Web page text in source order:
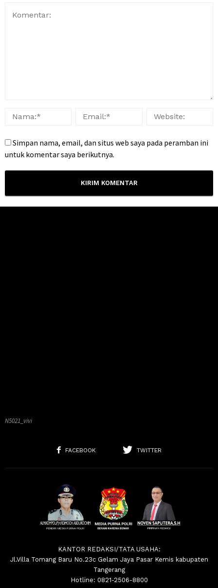
Simpan nama, email, dan situs web saya pada peramban ini
untuk komentar saya berikutnya.
N5021_vivi
FACEBOOK TWITTER
KANTOR REDAKSI/TATA USAHA:
Jl.Villa Tomang Baru No.23c Gelam Jaya Pasar Kemis kabupaten
Tangerang
Hotline: 0821-2506-8800